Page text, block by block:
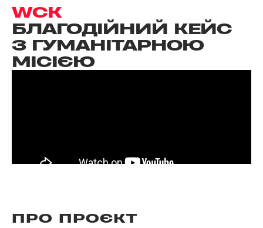
WCK
БЛАГОДІЙНИЙ КЕЙС
З ГУМАНІТАРНОЮ
МІСІЄЮ
ПРО ПРОЄКТ